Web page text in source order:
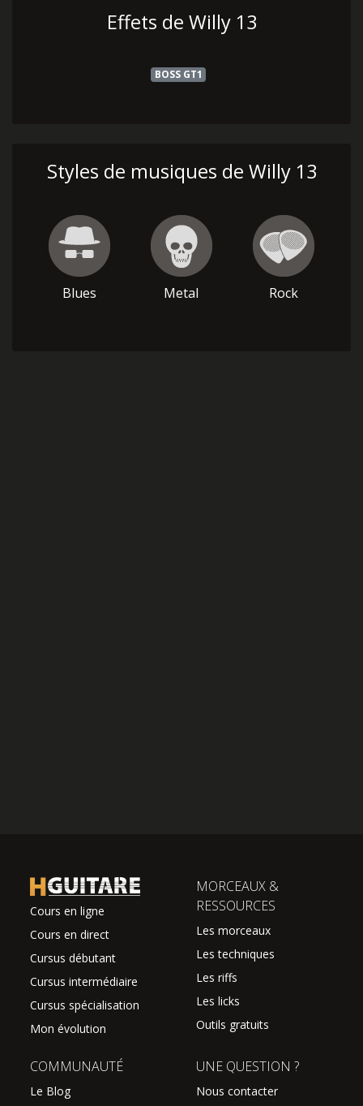
Effets de Willy 13
BOSS GT1
Styles de musiques de Willy 13
Blues Metal Rock
Cours en ligne
Cours en direct
Cursus débutant
Cursus intermédiaire
Cursus spécialisation
Mon évolution
MORCEAUX &
RESSOURCES
Les morceaux
Les techniques
Les riffs
Les licks
Outils gratuits
COMMUNAUTÉ
Le Blog
UNE QUESTION ?
Nous contacter